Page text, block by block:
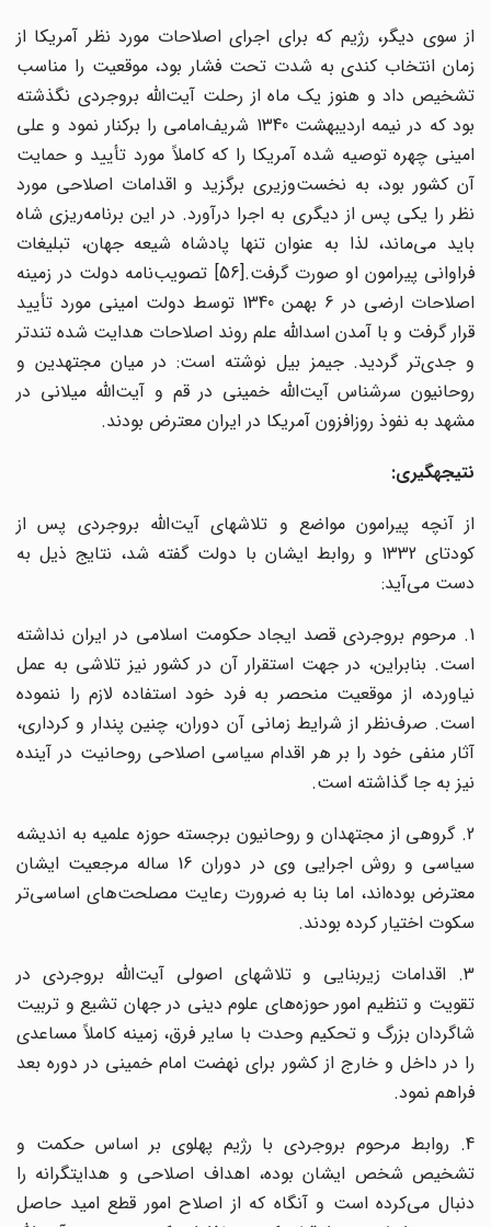
از سوی دیگر، رژیم که برای اجرای اصلاحات مورد نظر آمریکا از
زمان انتخاب کندی به شدت تحت فشار بود، موقعیت را مناسب
تشخیص داد و هنوز یک ماه از رحلت آیت‌الله بروجردی نگذشته
بود که در نیمه اردیبهشت 1340 شریف‌امامی را برکنار نمود و علی
امینی چهره توصیه شده آمریکا را که کاملاً مورد تأیید و حمایت
آن کشور بود، به نخست‌وزیری برگزید و اقدامات اصلاحی مورد
نظر را یکی پس از دیگری به اجرا درآورد. در این برنامه‌ریزی شاه
باید می‌ماند، لذا به عنوان تنها پادشاه شیعه جهان، تبلیغات
فراوانی پیرامون او صورت گرفت.[56] تصویب‌نامه دولت در زمینه
اصلاحات ارضی در 6 بهمن 1340 توسط دولت امینی مورد تأیید
قرار گرفت و با آمدن اسدالله علم روند اصلاحات هدایت شده تندتر
و جدی‌تر گردید. جیمز بیل نوشته است: در میان مجتهدین و
روحانیون سرشناس آیت‌الله خمینی در قم و آیت‌الله میلانی در
مشهد به نفوذ روزافزون آمریکا در ایران معترض بودند.
نتیجه‎گیری:
از آنچه پیرامون مواضع و تلاشهای آیت‌الله بروجردی پس از
کودتای 1332 و روابط ایشان با دولت گفته شد، نتایج ذیل به
دست می‌آید:
1. مرحوم بروجردی قصد ایجاد حکومت اسلامی در ایران نداشته
است. بنابراین، در جهت استقرار آن در کشور نیز تلاشی به عمل
نیاورده، از موقعیت منحصر به فرد خود استفاده لازم را ننموده
است. صرف‌نظر از شرایط زمانی آن دوران، چنین پندار و کرداری،
آثار منفی خود را بر هر اقدام سیاسی اصلاحی روحانیت در آینده
نیز به جا گذاشته است.
2. گروهی از مجتهدان و روحانیون برجسته حوزه علمیه به اندیشه
سیاسی و روش اجرایی وی در دوران 16 ساله مرجعیت ایشان
معترض بوده‌اند، اما بنا به ضرورت رعایت مصلحت‌های اساسی‌تر
سکوت اختیار کرده بودند.
3. اقدامات زیربنایی و تلاشهای اصولی آیت‌الله بروجردی در
تقویت و تنظیم امور حوزه‌های علوم دینی در جهان تشیع و تربیت
شاگردان بزرگ و تحکیم وحدت با سایر فرق، زمینه کاملاً مساعدی
را در داخل و خارج از کشور برای نهضت امام خمینی در دوره بعد
فراهم نمود.
4. روابط مرحوم بروجردی با رژیم پهلوی بر اساس حکمت و
تشخیص شخص ایشان بوده، اهداف اصلاحی و هدایتگرانه را
دنبال می‌کرده است و آنگاه که از اصلاح امور قطع امید حاصل